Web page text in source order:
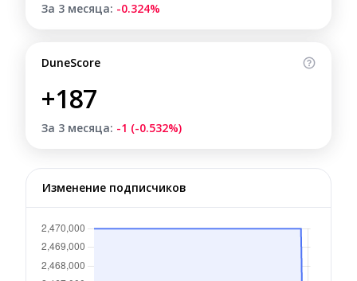
За 3 месяца: -0.324%
DuneScore
+187
За 3 месяца: -1 (-0.532%)
Изменение подписчиков